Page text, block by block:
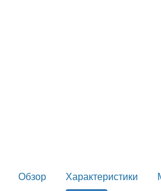
Обзор Характеристики